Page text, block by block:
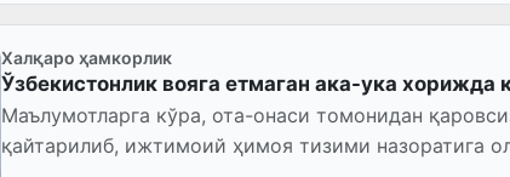
Халқаро ҳамкорлик
Ўзбекистонлик вояга етмаган ака-ука хорижда
Маълумотларга кўра, ота-онаси томонидан
қайтарилиб, ижтимоий ҳимоя тизими назоратига